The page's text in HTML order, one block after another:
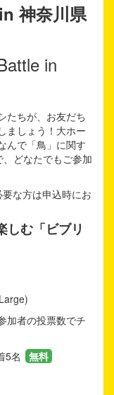
神奈川県
in
たちが、お友だち
ましょう！大ホー
んで「鳥」に関す
どなたでもご参加
な方は申込時にお
しむ「ビブリ
加者の投票数でチ
5名
無料